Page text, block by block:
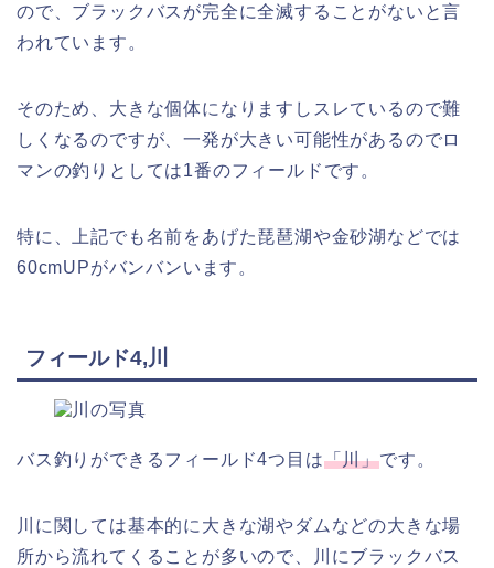
ので、ブラックバスが完全に全滅することがないと言
われています。
そのため、大きな個体になりますしスレているので難
しくなるのですが、一発が大きい可能性があるのでロ
マンの釣りとしては1番のフィールドです。
特に、上記でも名前をあげた琵琶湖や金砂湖などでは
60cmUPがバンバンいます。
フィールド4,川
バス釣りができるフィールド4つ目は「川」です。
川に関しては基本的に大きな湖やダムなどの大きな場
所から流れてくることが多いので、川にブラックバス